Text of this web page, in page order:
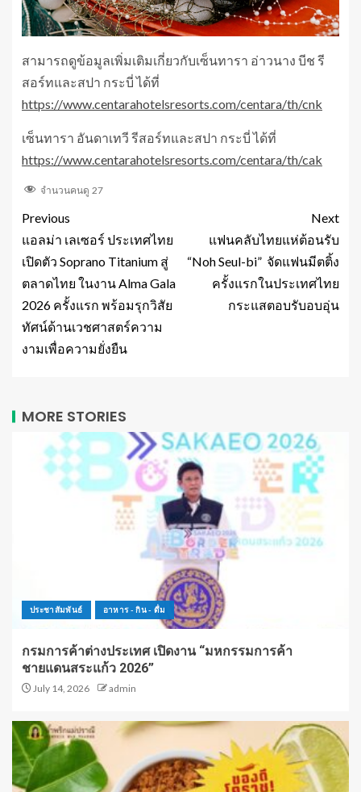
สามารถดูข้อมูลเพิ่มเติมเกี่ยวกับเซ็นทารา อ่าวนาง บีช รี
สอร์ทและสปา กระบี่ ได้ที่
https://www.centarahotelsresorts.com/centara/th/cnk
เซ็นทารา อันดาเทวี รีสอร์ทและสปา กระบี่ ได้ที่
https://www.centarahotelsresorts.com/centara/th/cak
จำนวนคนดู 27
Previous
แอลม่า เลเซอร์ ประเทศไทย
เปิดตัว Soprano Titanium สู่
ตลาดไทย ในงาน Alma Gala
2026 ครั้งแรก พร้อมรุกวิสัย
ทัศน์ด้านเวชศาสตร์ความ
งามเพื่อความยั่งยืน
Next
แฟนคลับไทยแห่ต้อนรับ
“Noh Seul-bi” จัดแฟนมีตติ้ง
ครั้งแรกในประเทศไทย
กระแสตอบรับอบอุ่น
MORE STORIES
ประชาสัมพันธ์ อาหาร - กิน - ดื่ม
กรมการค้าต่างประเทศ เปิดงาน “มหกรรมการค้า
ชายแดนสระแก้ว 2026”
July 14, 2026 admin